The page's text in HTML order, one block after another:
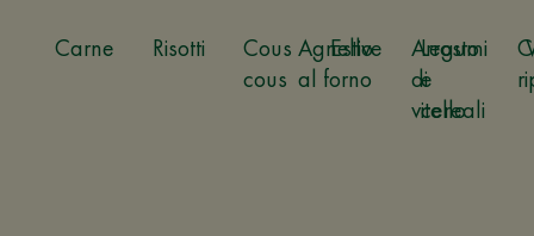
Carne Risotti
Cous
cous
Estive
Legumi
e
cereali
Agnello
al forno
Arrosto
di
vitello